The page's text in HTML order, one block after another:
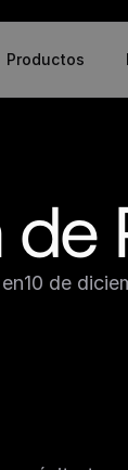
Productos
de
10 de